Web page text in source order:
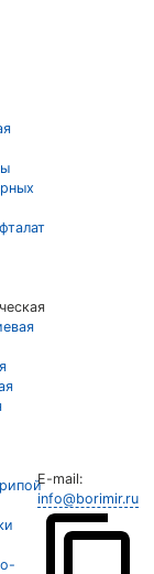
E-mail:
info@borimir.ru